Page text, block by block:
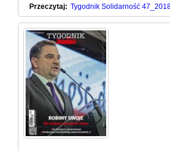
Przeczytaj: Tygodnik Solidarność